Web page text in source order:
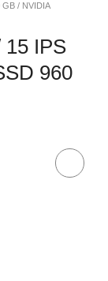
/ NVIDIA
15 IPS
960